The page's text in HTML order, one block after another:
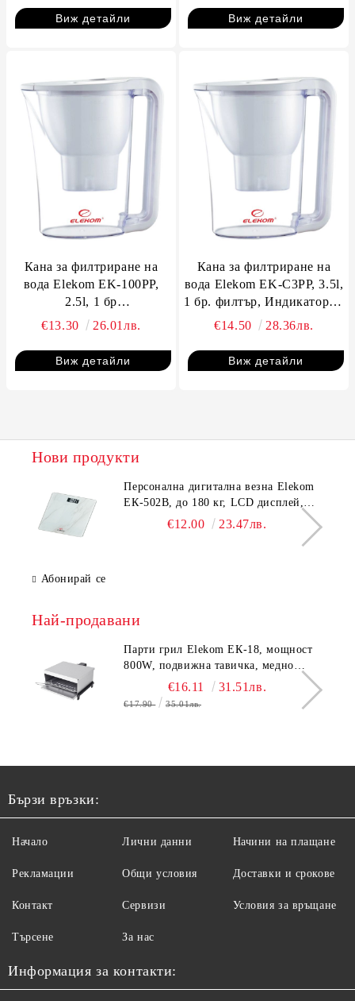
Виж детайли Виж детайли
Кана за филтриране на
вода Elekom EK-100PP,
2.5l, 1 бр
филтър,Индикатор за
€13.30 26.01лв.
Виж детайли
Кана за филтриране на
вода Elekom EK-C3PP, 3.5l,
1 бр. филтър, Индикатор за
смяна на филтъра
€14.50 28.36лв.
Виж детайли
Нови продукти
Персонална дигитална везна Elekom
ЕК-502B, до 180 кг, LCD дисплей,
Темперирано стъкло - 6.0 мм,
€12.00 23.47лв.
Абонирай се
Най-продавани
Парти грил Elekom ЕК-18, мощност
800W, подвижна тавичка, медно
покритие на реотана
€16.11 31.51лв.
€17.90 35.01лв.
Бързи връзки:
Начало
Рекламации
Контакт
Търсене
Лични данни
Общи условия
Сервизи
За нас
Начини на плащане
Доставки и срокове
Условия за връщане
Информация за контакти: